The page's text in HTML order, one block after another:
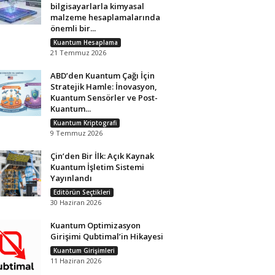
bilgisayarlarla kimyasal
malzeme hesaplamalarında
önemli bir...
Kuantum Hesaplama
21 Temmuz 2026
ABD’den Kuantum Çağı İçin
Stratejik Hamle: İnovasyon,
Kuantum Sensörler ve Post-
Kuantum...
Kuantum Kriptografi
9 Temmuz 2026
Çin’den Bir İlk: Açık Kaynak
Kuantum İşletim Sistemi
Yayınlandı
Editörün Seçtikleri
30 Haziran 2026
Kuantum Optimizasyon
Girişimi Qubtimal’in Hikayesi
Kuantum Girişimleri
11 Haziran 2026